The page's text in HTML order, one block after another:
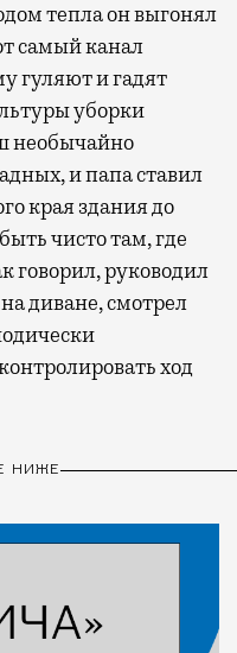
тепла он выгонял
самый канал
гуляют и гадят
уборки
необычайно
и папа ставил
края здания до
чисто там, где
говорил, руководил
диване, смотрел
ход
НИЖЕ